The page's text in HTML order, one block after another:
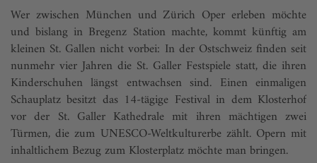
Wer zwischen München und Zürich Oper erleben möchte
und bislang in Bregenz Station machte, kommt künftig am
kleinen St. Gallen nicht vorbei: In der Ostschweiz finden seit
nunmehr vier Jahren die St. Galler Festspiele statt, die ihren
Kinderschuhen längst entwachsen sind. Einen einmaligen
Schauplatz besitzt das 14-tägige Festival in dem Klosterhof
vor der St. Galler Kathedrale mit ihren mächtigen zwei
Türmen, die zum UNESCO-Weltkulturerbe zählt. Opern mit
inhaltlichem Bezug zum Klosterplatz möchte man bringen.